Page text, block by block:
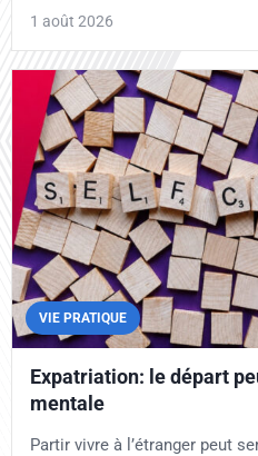
1 août 2026
VIE PRATIQUE
Expatriation: le départ
mentale
Partir vivre à l’étranger peut